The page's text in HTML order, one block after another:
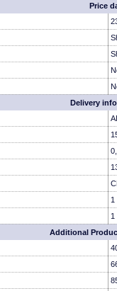
Price
Delivery
1
1
Additional